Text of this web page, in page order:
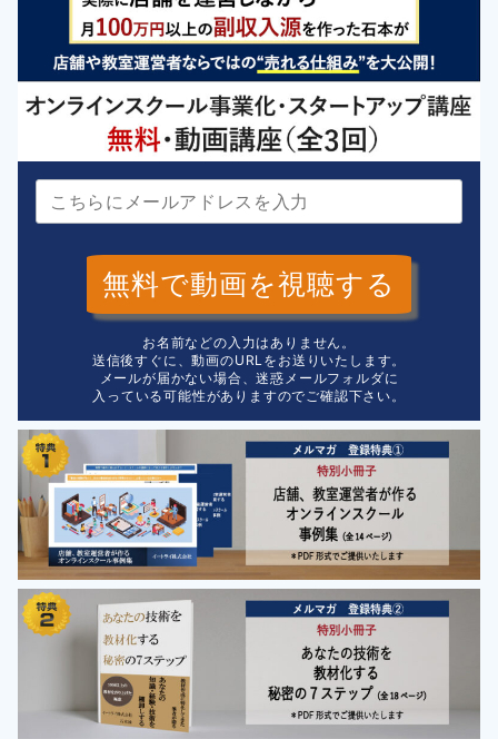
無料で動画を視聴する
お名前などの入力はありません。
送信後すぐに、動画のURLをお送りいたします。
メールが届かない場合、迷惑メールフォルダに
入っている可能性がありますのでご確認下さい。